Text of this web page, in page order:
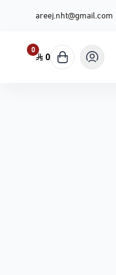
areej.nht@gmail.com
0
0